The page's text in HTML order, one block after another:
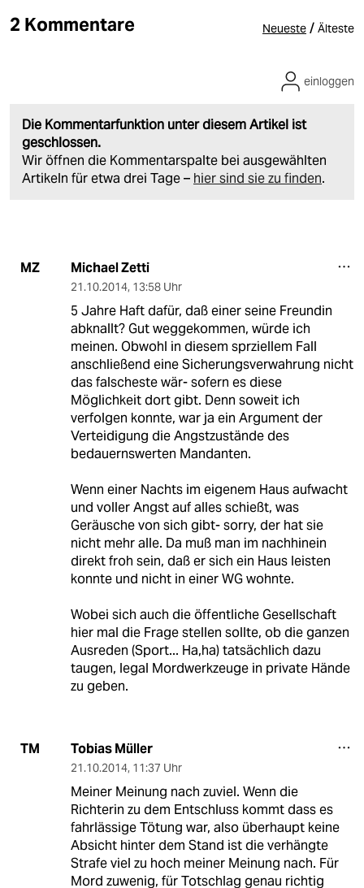
2 Kommentare Neueste / Älteste
Die Kommentarfunktion unter diesem Artikel ist
geschlossen.
Wir öffnen die Kommentarspalte bei ausgewählten
Artikeln für etwa drei Tage – hier sind sie zu finden.
einloggen
MZ Michael Zetti
21.10.2014, 13:58 Uhr
5 Jahre Haft dafür, daß einer seine Freundin
abknallt? Gut weggekommen, würde ich
meinen. Obwohl in diesem sprziellem Fall
anschließend eine Sicherungsverwahrung nicht
das falscheste wär- sofern es diese
Möglichkeit dort gibt. Denn soweit ich
verfolgen konnte, war ja ein Argument der
Verteidigung die Angstzustände des
bedauernswerten Mandanten.
Wenn einer Nachts im eigenem Haus aufwacht
und voller Angst auf alles schießt, was
Geräusche von sich gibt- sorry, der hat sie
nicht mehr alle. Da muß man im nachhinein
direkt froh sein, daß er sich ein Haus leisten
konnte und nicht in einer WG wohnte.
Wobei sich auch die öffentliche Gesellschaft
hier mal die Frage stellen sollte, ob die ganzen
Ausreden (Sport... Ha,ha) tatsächlich dazu
taugen, legal Mordwerkzeuge in private Hände
zu geben.
TM Tobias Müller
21.10.2014, 11:37 Uhr
Meiner Meinung nach zuviel. Wenn die
Richterin zu dem Entschluss kommt dass es
fahrlässige Tötung war, also überhaupt keine
Absicht hinter dem Stand ist die verhängte
Strafe viel zu hoch meiner Meinung nach. Für
Mord zuwenig, für Totschlag genau richtig